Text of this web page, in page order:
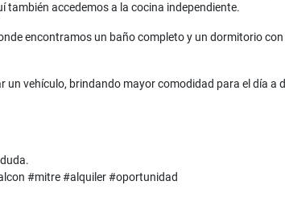
también accedemos a la cocina independiente.
encontramos un baño completo y un dormitorio con
vehículo, brindando mayor comodidad para el día a
#mitre #alquiler #oportunidad